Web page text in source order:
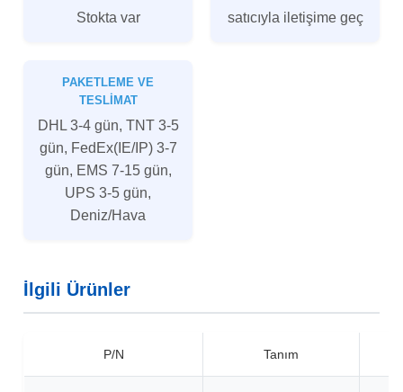
Stokta var satıcıyla iletişime geç
PAKETLEME VE
TESLIMAT
DHL 3-4 gün, TNT 3-5
gün, FedEx(IE/IP) 3-7
gün, EMS 7-15 gün,
UPS 3-5 gün,
Deniz/Hava
İlgili Ürünler
P/N Tanım